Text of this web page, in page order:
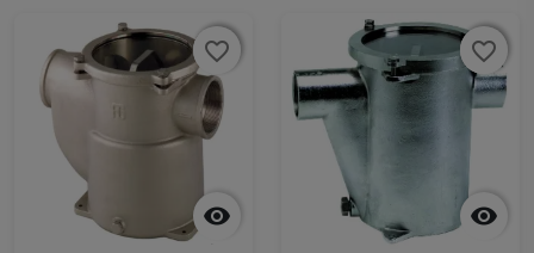

favorite_border
favorite_border

favorite_border
favorite_border